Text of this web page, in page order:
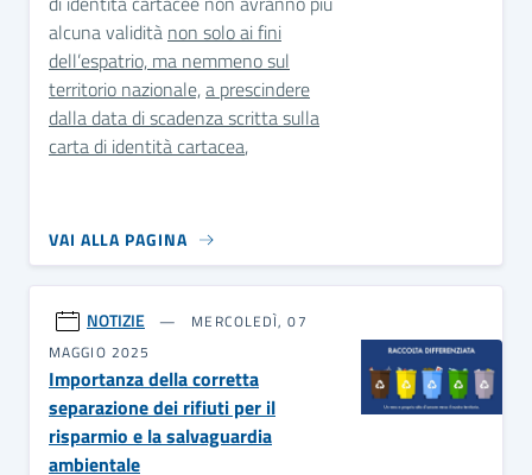
alcuna validità non solo ai fini
dell’espatrio, ma nemmeno sul
territorio nazionale,a prescindere
dalla data di scadenza scritta sulla
carta di identità cartacea,
VAI ALLA PAGINA
NOTIZIE
MERCOLEDÌ, 07
MAGGIO 2025
Importanza della corretta
separazione dei rifiuti per il
risparmio e la salvaguardia
ambientale